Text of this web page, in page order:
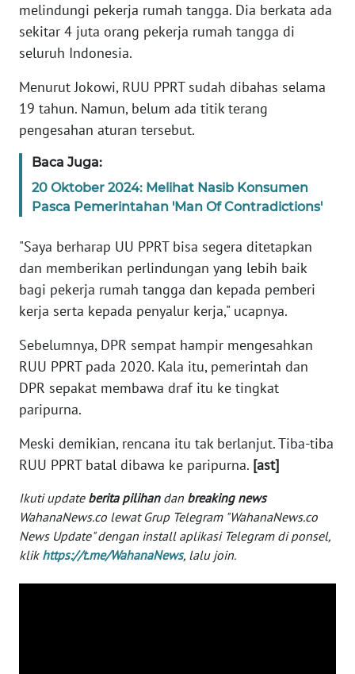
melindungi pekerja rumah tangga. Dia berkata ada
sekitar 4 juta orang pekerja rumah tangga di
seluruh Indonesia.
Menurut Jokowi, RUU PPRT sudah dibahas selama
19 tahun. Namun, belum ada titik terang
pengesahan aturan tersebut.
Baca Juga:
20 Oktober 2024: Melihat Nasib Konsumen
Pasca Pemerintahan 'Man Of Contradictions'
"Saya berharap UU PPRT bisa segera ditetapkan
dan memberikan perlindungan yang lebih baik
bagi pekerja rumah tangga dan kepada pemberi
kerja serta kepada penyalur kerja," ucapnya.
Sebelumnya, DPR sempat hampir mengesahkan
RUU PPRT pada 2020. Kala itu, pemerintah dan
DPR sepakat membawa draf itu ke tingkat
paripurna.
Meski demikian, rencana itu tak berlanjut. Tiba-tiba
RUU PPRT batal dibawa ke paripurna. [ast]
Ikuti update berita pilihandan breaking news
WahanaNews.co lewat Grup Telegram "WahanaNews.co
News Update" dengan install aplikasi Telegram di ponsel,
klik https://t.me/WahanaNews, lalu join.
KARIR
DISCLAIMER
Wahana
News
Regional
SUMUT
JAKARTA
WN
JABAR
WN
BANTEN
WN
WN
WN
PAPUA
WN